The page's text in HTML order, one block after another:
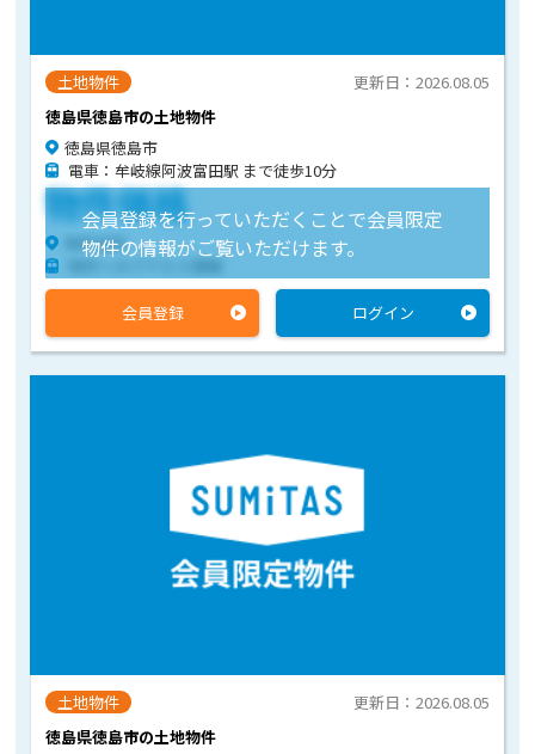
土地物件
徳島県徳島市の土地物件
更新日：2026.08.05
徳島県徳島市
電車：牟岐線阿波富田駅 まで徒歩10分
会員登録を行っていただくことで会員限定
物件の情報がご覧いただけます。
物件価格
物件住所
物件へのアクセス情報
会員登録 ログイン
土地物件
徳島県徳島市の土地物件
更新日：2026.08.05